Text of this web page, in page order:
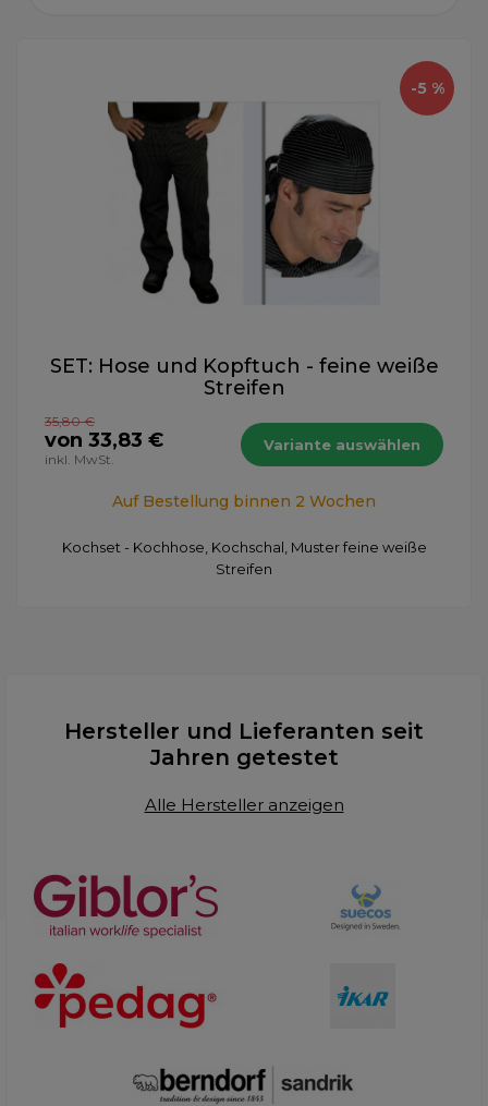
-5 %
SET: Hose und Kopftuch - feine weiße
Streifen
35,80 €
von 33,83 €
inkl. MwSt.
Variante auswählen
Auf Bestellung binnen 2 Wochen
Kochset - Kochhose, Kochschal, Muster feine weiße
Streifen
Hersteller und Lieferanten seit
Jahren getestet
Alle Hersteller anzeigen